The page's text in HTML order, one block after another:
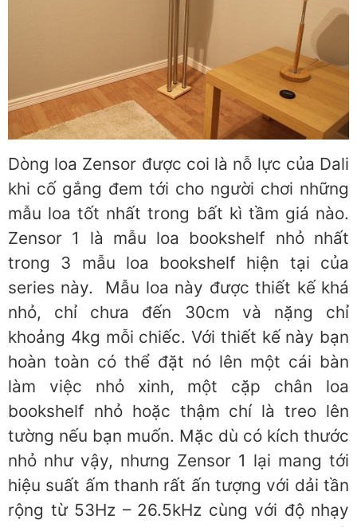
Dòng loa Zensor được coi là nỗ lực của Dali
khi cố gắng đem tới cho người chơi những
mẫu loa tốt nhất trong bất kì tầm giá nào.
Zensor 1 là mẫu loa bookshelf nhỏ nhất
trong 3 mẫu loa bookshelf hiện tại của
series này. Mẫu loa này được thiết kế khá
nhỏ, chỉ chưa đến 30cm và nặng chỉ
khoảng 4kg mỗi chiếc. Với thiết kế này bạn
hoàn toàn có thể đặt nó lên một cái bàn
làm việc nhỏ xinh, một cặp chân loa
bookshelf nhỏ hoặc thậm chí là treo lên
tường nếu bạn muốn. Mặc dù có kích thước
nhỏ như vậy, nhưng Zensor 1 lại mang tới
hiệu suất ấm thanh rất ấn tượng với dải tần
rộng từ 53Hz – 26.5kHz cùng với độ nhạy